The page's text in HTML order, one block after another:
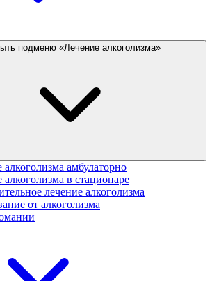
подменю «Лечение алкоголизма»
алкоголизма амбулаторно
алкоголизма в стационаре
лечение алкоголизма
от алкоголизма